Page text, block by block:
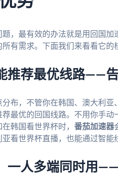
，最有效的办法就是用回国加
有需求。下面我们来看看它的
推荐最优线路——
布，不管你在韩国、澳大利亚
最优的回国线路。不用你手动
韩国看世界杯时， 番茄加速器
看世界杯直播，也能通过智能
一人多端同时用